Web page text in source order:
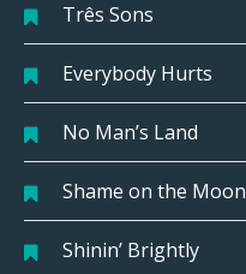
Três Sons
Everybody Hurts
No Man’s Land
Shame on the Moon
Shinin’ Brightly